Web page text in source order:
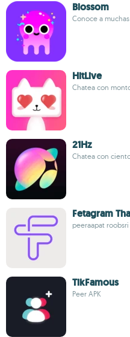
Blossom
Conoce a
HitLive
Chatea con
21Hz
Chatea con
Fetagram
peeraapat roobsri
TikFamous
Peer APK